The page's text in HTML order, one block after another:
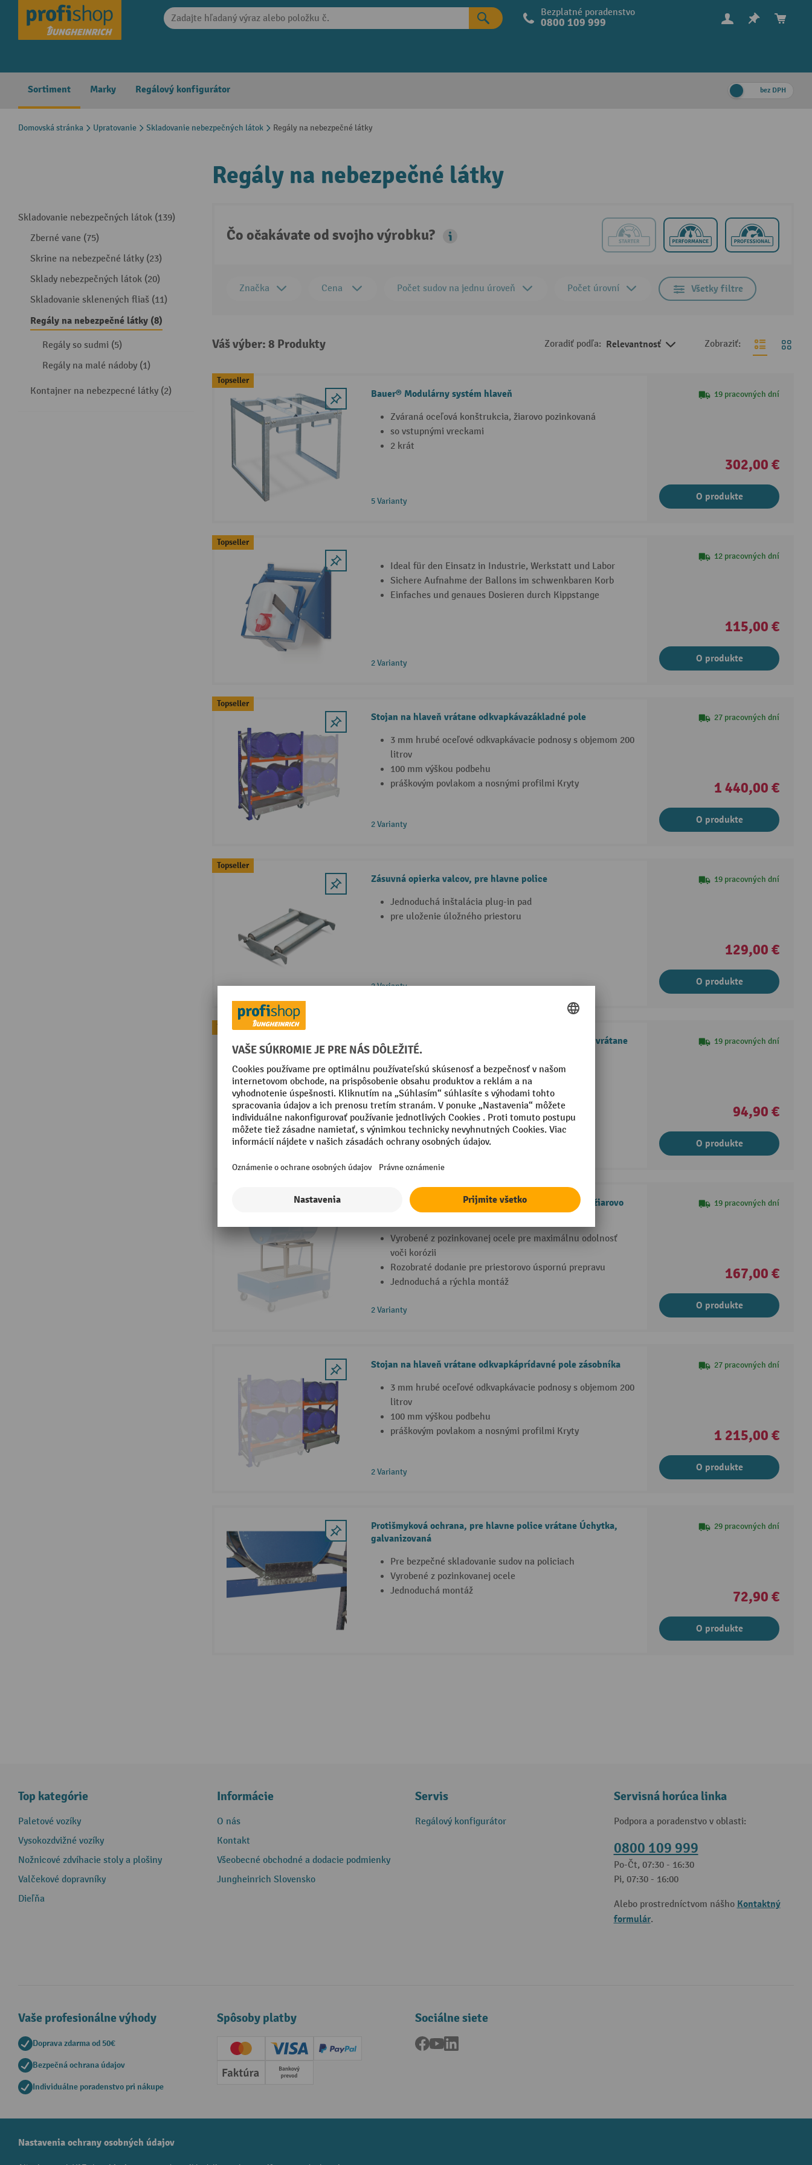
Skip to main navigation Bezplatné poradenstvo
0800 109 999
Sortiment Marky Regálový konfigurátor bez DPH
Domovská stránka Upratovanie Skladovanie nebezpečných látok Regály na nebezpečné látky
Skladovanie nebezpečných látok (139)
Zberné vane (75)
Skrine na nebezpečné látky (23)
Sklady nebezpečných látok (20)
Skladovanie sklenených fliaš (11)
Regály na nebezpečné látky (8)
Regály so sudmi (5)
Regály na malé nádoby (1)
Kontajner na nebezpecné látky (2)
Regály na nebezpečné látky
Čo očakávate od svojho výrobku?
Značka Cena Počet sudov na jednu úroveň Počet úrovní Všetky filtre
Váš výber: 8 Produkty Zoradiť podľa: Relevantnosť Zobraziť:
Topseller
Bauer® Modulárny systém hlaveň
Zváraná oceľová konštrukcia, žiarovo pozinkovaná
so vstupnými vreckami
2 krát
5 Varianty
19 pracovných dní
302,00 €
O produkte
Topseller
Ideal für den Einsatz in Industrie, Werkstatt und Labor
Sichere Aufnahme der Ballons im schwenkbaren Korb
Einfaches und genaues Dosieren durch Kippstange
2 Varianty
12 pracovných dní
115,00 €
O produkte
Topseller
Stojan na hlaveň vrátane odkvapkávazákladné pole
3 mm hrubé oceľové odkvapkávacie podnosy s objemom 200
litrov
100 mm výškou podbehu
práškovým povlakom a nosnými profilmi Kryty
2 Varianty
27 pracovných dní
1 440,00 €
O produkte
Topseller
Zásuvná opierka valcov, pre hlavne police
Jednoduchá inštalácia plug-in pad
pre uloženie úložného priestoru
2 Varianty
19 pracovných dní
129,00 €
O produkte
Topseller
Galvanizovaný kontajnerový stojan na valcové police vrátane
zberného zásobníka
Vyrobené z galvanizovanej ocele
vrátane odkvapkávacej misky
Jednoduchá inštalácia
19 pracovných dní
94,90 €
O produkte
Regál na nebezpečné materiály Bauer® Barrel Bock, žiarovo
pozinkovaný
Vyrobené z pozinkovanej ocele pre maximálnu odolnosť
voči korózii
Rozobraté dodanie pre priestorovo úspornú prepravu
Jednoduchá a rýchla montáž
2 Varianty
19 pracovných dní
167,00 €
O produkte
Stojan na hlaveň vrátane odkvapkáprídavné pole zásobníka
3 mm hrubé oceľové odkvapkávacie podnosy s objemom 200
litrov
100 mm výškou podbehu
práškovým povlakom a nosnými profilmi Kryty
2 Varianty
27 pracovných dní
1 215,00 €
O produkte
Protišmyková ochrana, pre hlavne police vrátane Úchytka,
galvanizovaná
Pre bezpečné skladovanie sudov na policiach
Vyrobené z pozinkovanej ocele
Jednoduchá montáž
29 pracovných dní
72,90 €
O produkte
Top kategórie
Paletové vozíky
Vysokozdvižné vozíky
Nožnicové zdvíhacie stoly a plošiny
Valčekové dopravníky
Dieľňa
Informácie
O nás
Kontakt
Všeobecné obchodné a dodacie podmienky
Jungheinrich Slovensko
Servis
Regálový konfigurátor
Servisná horúca linka
Podpora a poradenstvo v oblasti:
0800 109 999
Po-Čt, 07:30 - 16:30
Pi, 07:30 - 16:00
Alebo prostredníctvom nášho Kontaktný
formulár.
Vaše profesionálne výhody
Doprava zdarma od 50€
Bezpečná ochrana údajov
Individuálne poradenstvo pri nákupe
Spôsoby platby
Creditcard (Master)Creditcard (Visa)
PayPal
Faktúra Predplatba
Sociálne siete
Facebook
YouTube
Nastavenia ochrany osobných údajov